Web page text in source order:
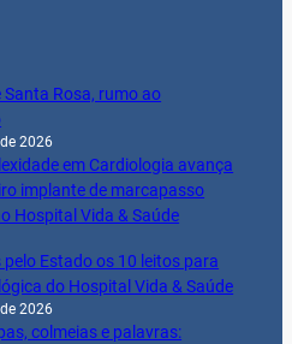
Santa Rosa, rumo ao
2026
em Cardiologia avança
implante de marcapasso
Hospital Vida & Saúde
Estado os 10 leitos para
do Hospital Vida & Saúde
2026
colmeias e palavras: